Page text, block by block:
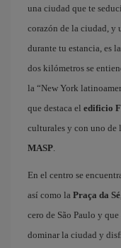
una ciudad que te
corazón de la ciudad, y
durante tu estancia, es la
dos kilómetros se
la “New York
que destaca el edificio
culturales y con uno de
MASP
En el centro se
así como la Praça da Sé
cero de São Paulo y
dominar la ciudad y